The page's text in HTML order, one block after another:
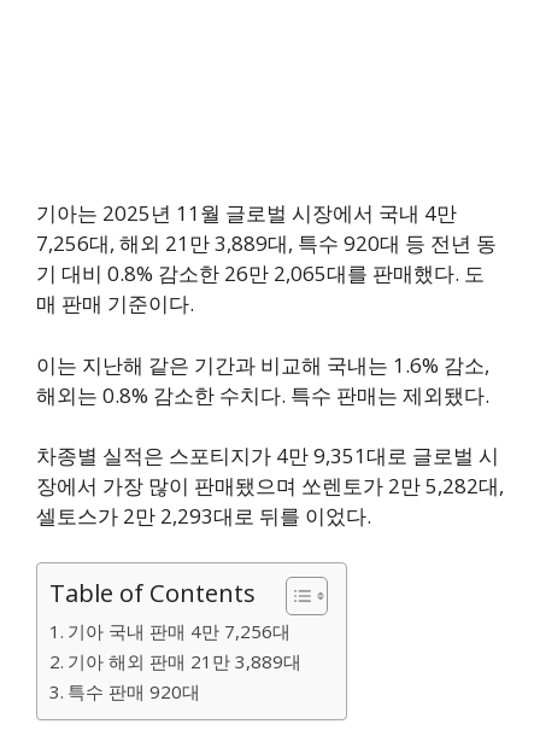
기아는 2025년 11월 글로벌 시장에서 국내 4만
7,256대, 해외 21만 3,889대, 특수 920대 등 전년 동
기 대비 0.8% 감소한 26만 2,065대를 판매했다. 도
매 판매 기준이다.
이는 지난해 같은 기간과 비교해 국내는 1.6% 감소,
해외는 0.8% 감소한 수치다. 특수 판매는 제외됐다.
차종별 실적은 스포티지가 4만 9,351대로 글로벌 시
장에서 가장 많이 판매됐으며 쏘렌토가 2만 5,282대,
셀토스가 2만 2,293대로 뒤를 이었다.
Table of Contents
기아 국내 판매 4만 7,256대
기아 해외 판매 21만 3,889대
특수 판매 920대